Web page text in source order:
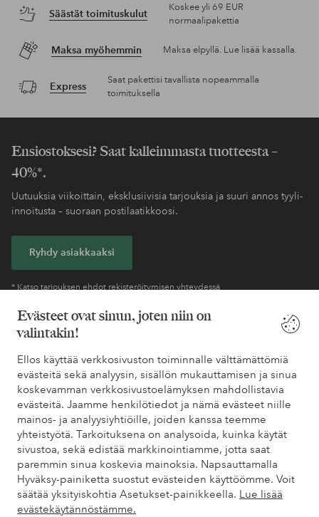
Evästeet ovat sinun, joten niin on
valintakin!
Ellos käyttää verkkosivuston toiminnalle välttämättömiä
evästeitä sekä analyysin, sisällön mukauttamisen ja sinua
koskevamman verkkosivustoelämyksen mahdollistavia
evästeitä. Jaamme henkilötiedot ja nämä evästeet niille
mainos- ja analyysiyhtiöille, joiden kanssa teemme
yhteistyötä. Tarkoituksena on analysoida, kuinka käytät
sivustoa, sekä edistää markkinointiamme, jotta saat
paremmin sinua koskevia mainoksia. Napsauttamalla
Hyväksy-painiketta suostut evästeiden käyttöömme. Voit
säätää yksityiskohtia Asetukset-painikkeella. Lue lisää
evästekäytännöstämme.
Säästät toimituskulut
Koskee yli 69 EUR
normaalipakettia
Maksa myöhemmin Maksa elpyllä. Lue lisää kassalla.
Express
Saat pakettisi tavallista nopeammalla
toimituksella
Ensiostoksesi? Saat kalleimmasta tuotteesta –
40%*.
Uutuuksia viikoittain, eksklusiivisia tarjouksia ja suuri annos tyyli-
innoitusta – suoraan postilaatikkoosi.
Ryhdy asiakkaaksi
* Katso tarjouksen ehdot rekisteröitymisen yhteydessä
Tarvitsetko apua?
Löydät vastaukset useimmin kysyttyihin kysymyksiin usein
kysytyistä kysymyksistä. Löydät myös tietoa siitä, miten voit ottaa
meihin yhteyttä.
Asiakaspalvelu Tilaukset Maksutavat
Omat sivut